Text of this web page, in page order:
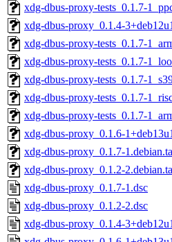
xdg-dbus-proxy-tests_0.1.7-
xdg-dbus-proxy_0.1.4-
xdg-dbus-proxy-tests_0.1.7-
xdg-dbus-proxy-tests_0.1.7-
xdg-dbus-proxy-tests_0.1.7-
xdg-dbus-proxy-tests_0.1.7-
xdg-dbus-proxy-tests_0.1.7-
xdg-dbus-proxy_0.1.6-
xdg-dbus-proxy_0.1.7-
xdg-dbus-proxy_0.1.2-
xdg-dbus-proxy_0.1.7-1.dsc
xdg-dbus-proxy_0.1.2-2.dsc
xdg-dbus-proxy_0.1.4-